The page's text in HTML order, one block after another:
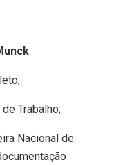
Trabalho;
Nacional de